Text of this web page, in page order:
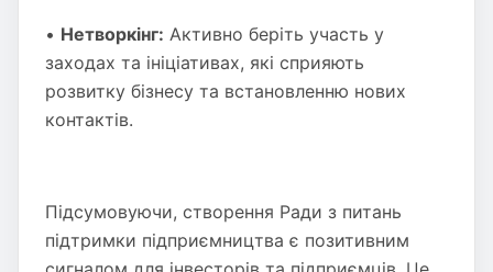
• Нетворкінг: Активно беріть участь у
заходах та ініціативах, які сприяють
розвитку бізнесу та встановленню нових
контактів.
Підсумовуючи, створення Ради з питань
підтримки підприємництва є позитивним